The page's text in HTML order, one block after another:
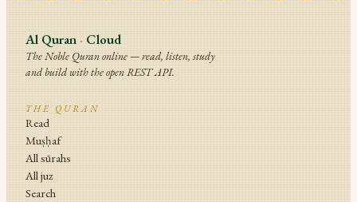
Al Quran · Cloud
The Noble Quran online — read, listen, study
and build with the open REST API.
THE QURAN
Read
Muṣḥaf
All sūrahs
All juz
Search